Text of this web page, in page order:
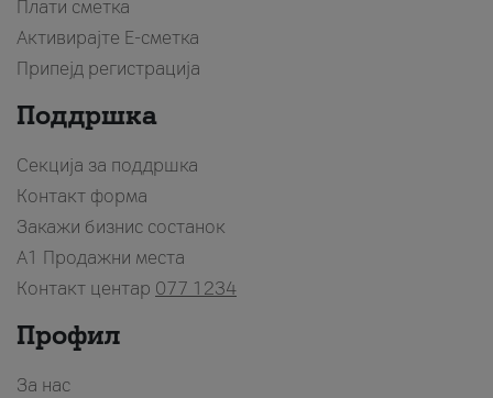
Плати сметка
Активирајте Е-сметка
Припејд регистрација
Поддршка
Секција за поддршка
Контакт форма
Закажи бизнис состанок
A1 Продажни места
Контакт центар 077 1234
Профил
За нас